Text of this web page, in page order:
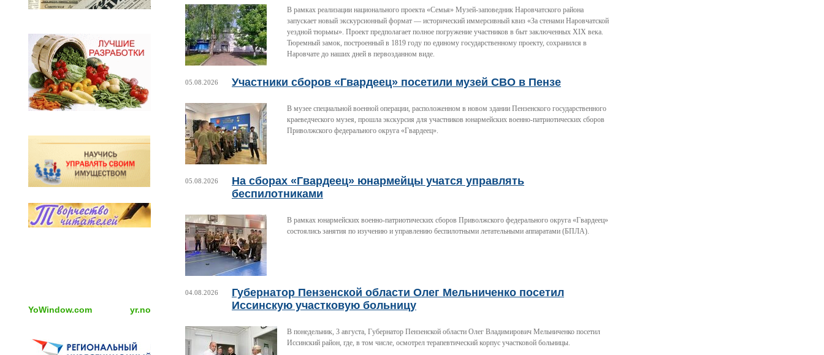
YoWindow.com yr.no
В рамках реализации национального проекта «Семья» Музей-заповедник Наровчатского района
запускает новый экскурсионный формат — исторический иммерсивный квиз «За стенами Наровчатской
уездной тюрьмы». Проект предполагает полное погружение участников в быт заключенных XIX века.
Тюремный замок, построенный в 1819 году по единому государственному проекту, сохранился в
Наровчате до наших дней в первозданном виде.
05.08.2026 Участники сборов «Гвардеец» посетили музей СВО в Пензе
В музее специальной военной операции, расположенном в новом здании Пензенского государственного
краеведческого музея, прошла экскурсия для участников юнармейских военно-патриотических сборов
Приволжского федерального округа «Гвардеец».
05.08.2026
На сборах «Гвардеец» юнармейцы учатся управлять
беспилотниками
В рамках юнармейских военно-патриотических сборов Приволжского федерального округа «Гвардеец»
состоялись занятия по изучению и управлению беспилотными летательными аппаратами (БПЛА).
04.08.2026
Губернатор Пензенской области Олег Мельниченко посетил
Иссинскую участковую больницу
В понедельник, 3 августа, Губернатор Пензенской области Олег Владимирович Мельниченко посетил
Иссинский район, где, в том числе, осмотрел терапевтический корпус участковой больницы.